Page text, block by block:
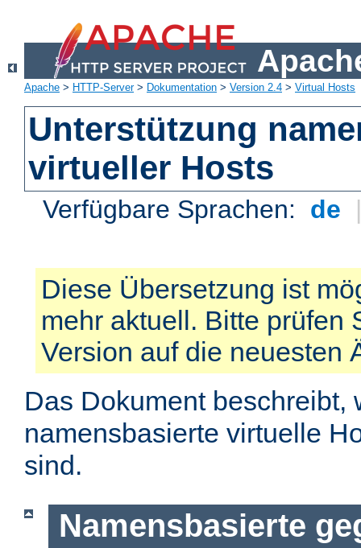
Apache > HTTP-Server> Dokumentation > Version 2.4 > Virtual Hosts
Unterstützung
virtueller Hosts
Verfügbare Sprachen: de
Diese Übersetzung ist
mehr aktuell. Bitte prüfen
Version auf die neuesten
Das Dokument beschreibt,
namensbasierte virtuelle
sind.
Namensbasierte